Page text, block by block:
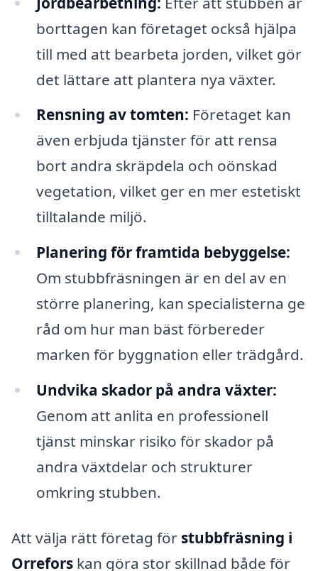
borttagen kan företaget också hjälpa
till med att bearbeta jorden, vilket gör
det lättare att plantera nya växter.
Rensning av tomten: Företaget kan
även erbjuda tjänster för att rensa
bort andra skräpdela och oönskad
vegetation, vilket ger en mer estetiskt
tilltalande miljö.
Planering för framtida bebyggelse:
Om stubbfräsningen är en del av en
större planering, kan specialisterna ge
råd om hur man bäst förbereder
marken för byggnation eller trädgård.
Undvika skador på andra växter:
Genom att anlita en professionell
tjänst minskar risiko för skador på
andra växtdelar och strukturer
omkring stubben.
Att välja rätt företag för stubbfräsning i
Orrefors kan göra stor skillnad både för